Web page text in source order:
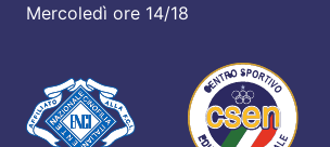
Mercoledì ore 14/18